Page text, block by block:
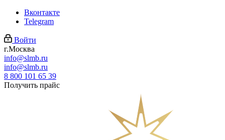
Вконтакте
Telegram
Войти
г.Москва
info@slmb.ru
info@slmb.ru
8 800 101 65 39
Получить прайс